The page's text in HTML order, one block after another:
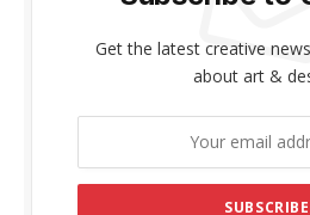
Get the latest creative
about art &